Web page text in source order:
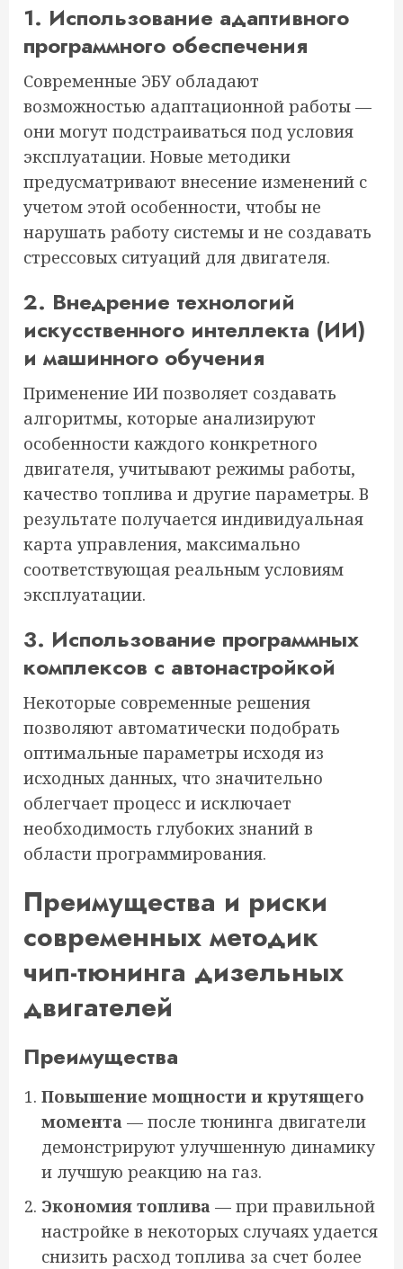
1. Использование адаптивного
программного обеспечения
Современные ЭБУ обладают
возможностью адаптационной работы —
они могут подстраиваться под условия
эксплуатации. Новые методики
предусматривают внесение изменений с
учетом этой особенности, чтобы не
нарушать работу системы и не создавать
стрессовых ситуаций для двигателя.
2. Внедрение технологий
искусственного интеллекта (ИИ)
и машинного обучения
Применение ИИ позволяет создавать
алгоритмы, которые анализируют
особенности каждого конкретного
двигателя, учитывают режимы работы,
качество топлива и другие параметры. В
результате получается индивидуальная
карта управления, максимально
соответствующая реальным условиям
эксплуатации.
3. Использование программных
комплексов с автонастройкой
Некоторые современные решения
позволяют автоматически подобрать
оптимальные параметры исходя из
исходных данных, что значительно
облегчает процесс и исключает
необходимость глубоких знаний в
области программирования.
Преимущества и риски
современных методик
чип-тюнинга дизельных
двигателей
Преимущества
Повышение мощности и крутящего
момента — после тюнинга двигатели
демонстрируют улучшенную динамику
и лучшую реакцию на газ.
Экономия топлива — при правильной
настройке в некоторых случаях удается
снизить расход топлива за счет более